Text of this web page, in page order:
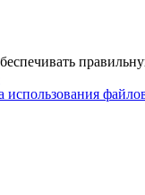
использования